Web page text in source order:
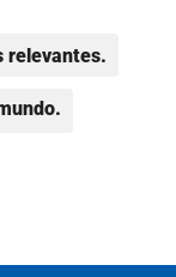
relevantes.